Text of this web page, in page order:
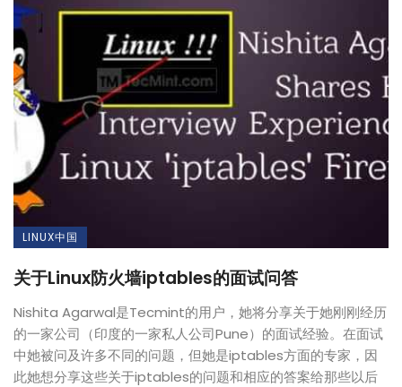
LINUX中国
关于Linux防火墙iptables的面试问答
Nishita Agarwal是Tecmint的用户，她将分享关于她刚刚经历
的一家公司（印度的一家私人公司Pune）的面试经验。在面试
中她被问及许多不同的问题，但她是iptables方面的专家，因
此她想分享这些关于iptables的问题和相应的答案给那些以后